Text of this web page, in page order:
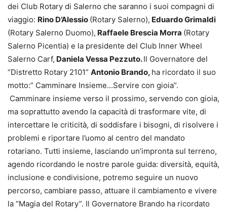
dei Club Rotary di Salerno che saranno i suoi compagni di
viaggio: Rino D’Alessio (Rotary Salerno), Eduardo Grimaldi
(Rotary Salerno Duomo), Raffaele Brescia Morra (Rotary
Salerno Picentia) e la presidente del Club Inner Wheel
Salerno Carf, Daniela Vessa Pezzuto.Il Governatore del
“Distretto Rotary 2101” Antonio Brando, ha ricordato il suo
motto:” Camminare Insieme…Servire con gioia”.
Camminare insieme verso il prossimo, servendo con gioia,
ma soprattutto avendo la capacità di trasformare vite, di
intercettare le criticità, di soddisfare i bisogni, di risolvere i
problemi e riportare l’uomo al centro del mandato
rotariano. Tutti insieme, lasciando un’impronta sul terreno,
agendo ricordando le nostre parole guida: diversità, equità,
inclusione e condivisione, potremo seguire un nuovo
percorso, cambiare passo, attuare il cambiamento e vivere
la “Magia del Rotary”. Il Governatore Brando ha ricordato